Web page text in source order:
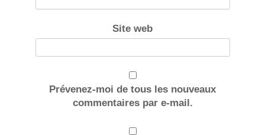
Site web
Prévenez-moi de tous les nouveaux
commentaires par e-mail.